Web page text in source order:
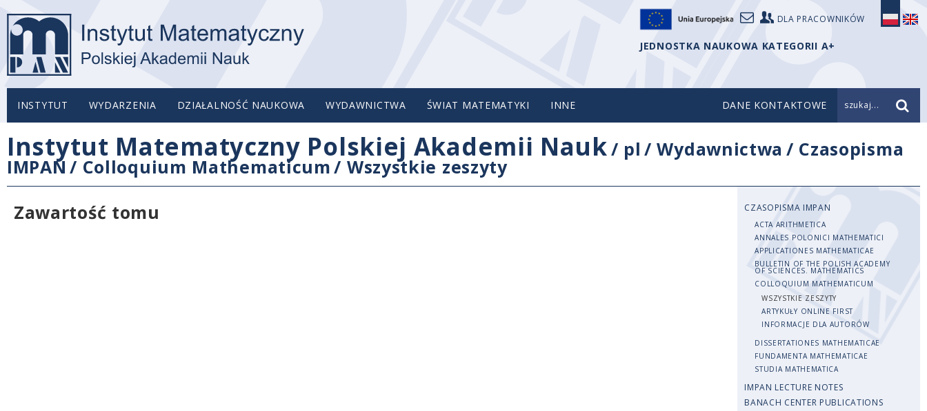
DLA PRACOWNIKÓW
JEDNOSTKA NAUKOWA KATEGORII A+
INSTYTUT WYDARZENIA DZIAŁALNOŚĆ NAUKOWA WYDAWNICTWA ŚWIAT MATEMATYKI INNE DANE KONTAKTOWE szukaj...
Instytut Matematyczny Polskiej Akademii Nauk/ pl /Wydawnictwa / Czasopisma
IMPAN / Colloquium Mathematicum/ Wszystkie zeszyty
Zawartość tomu
CZASOPISMA IMPAN
ACTA ARITHMETICA
ANNALES POLONICI MATHEMATICI
APPLICATIONES MATHEMATICAE
BULLETIN OF THE POLISH ACADEMY
OF SCIENCES. MATHEMATICS
COLLOQUIUM MATHEMATICUM
WSZYSTKIE ZESZYTY
ARTYKUŁY ONLINE FIRST
INFORMACJE DLA AUTORÓW
DISSERTATIONES MATHEMATICAE
FUNDAMENTA MATHEMATICAE
STUDIA MATHEMATICA
IMPAN LECTURE NOTES
BANACH CENTER PUBLICATIONS